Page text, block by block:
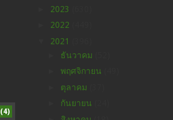
(4)
2023
2022
2021
ธันวาคม
พฤศจิกายน
ตุลาคม
กันยายน